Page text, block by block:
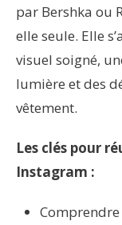
par Bershka ou
elle seule. Elle
visuel soigné,
lumière et des
vêtement.
Les clés pour
Instagram :